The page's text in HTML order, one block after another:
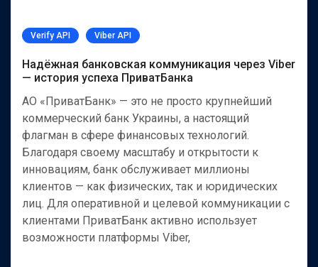
Verify API Viber API
Надёжная банковская коммуникация через Viber
— история успеха ПриватБанка
АО «ПриватБанк» — это не просто крупнейший
коммерческий банк Украины, а настоящий
флагман в сфере финансовых технологий.
Благодаря своему масштабу и открытости к
инновациям, банк обслуживает миллионы
клиентов — как физических, так и юридических
лиц. Для оперативной и целевой коммуникации с
клиентами ПриватБанк активно использует
возможности платформы Viber,